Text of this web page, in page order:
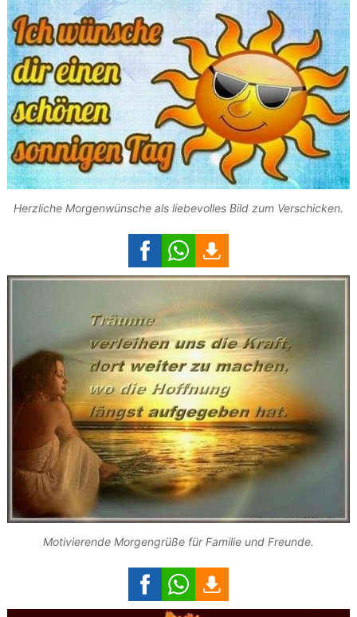
Herzliche Morgenwünsche als liebevolles Bild zum Verschicken.
Motivierende Morgengrüße für Familie und Freunde.